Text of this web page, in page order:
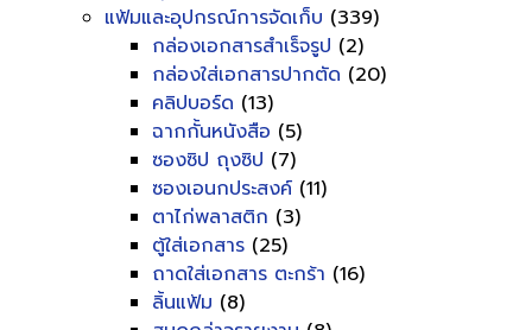
แฟ้มและอุปกรณ์การจัดเก็บ (339)
กล่องเอกสารสำเร็จรูป (2)
กล่องใส่เอกสารปากตัด (20)
คลิปบอร์ด (13)
ฉากกั้นหนังสือ (5)
ซองซิป ถุงซิป (7)
ซองเอนกประสงค์ (11)
ตาไก่พลาสติก (3)
ตู้ใส่เอกสาร (25)
ถาดใส่เอกสาร ตะกร้า (16)
ลิ้นแฟ้ม (8)